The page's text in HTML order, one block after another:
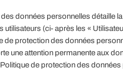
données personnelles détaille
utilisateurs (ci- après les «
de protection des données
une attention permanente aux
de protection des